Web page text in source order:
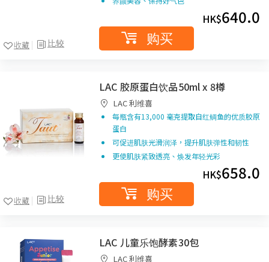
比较
收藏
HK$640.0
购买
比较
收藏
LAC 胶原蛋白饮品50ml x 8樽
LAC 利维喜
每瓶含有13,000 毫克提取自红鲷鱼的优质胶原
蛋白
可促进肌肤光滑润泽，提升肌肤弹性和韧性
更使肌肤紧致透亮、焕发年轻光彩
HK$658.0
购买
LAC 儿童乐饱酵素30包
LAC 利维喜